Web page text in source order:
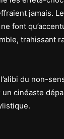
jamais.
font
trahissant
du non-
cinéaste